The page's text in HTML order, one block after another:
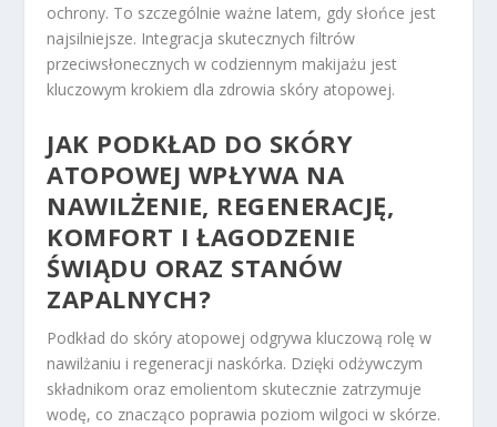
ochrony. To szczególnie ważne latem, gdy słońce jest
najsilniejsze. Integracja skutecznych filtrów
przeciwsłonecznych w codziennym makijażu jest
kluczowym krokiem dla zdrowia skóry atopowej.
JAK PODKŁAD DO SKÓRY
ATOPOWEJ WPŁYWA NA
NAWILŻENIE, REGENERACJĘ,
KOMFORT I ŁAGODZENIE
ŚWIĄDU ORAZ STANÓW
ZAPALNYCH?
Podkład do skóry atopowej odgrywa kluczową rolę w
nawilżaniu i regeneracji naskórka. Dzięki odżywczym
składnikom oraz emolientom skutecznie zatrzymuje
wodę, co znacząco poprawia poziom wilgoci w skórze.